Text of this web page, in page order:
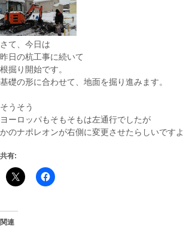
さて、今日は
昨日の杭工事に続いて
根掘り開始です。
基礎の形に合わせて、地面を掘り進みます。
そうそう
ヨーロッパもそもそもは左通行でしたが
かのナポレオンが右側に変更させたらしいですよ
共有:
関連